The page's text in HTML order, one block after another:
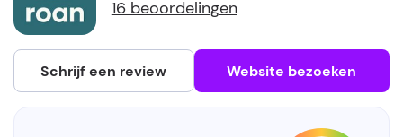
16 beoordelingen
Schrijf een review Website bezoeken